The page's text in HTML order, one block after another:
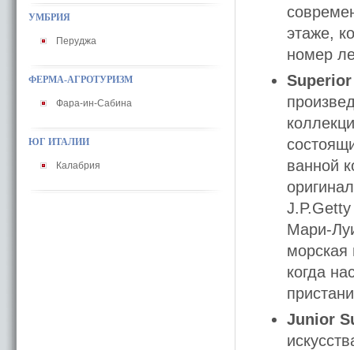
УМБРИЯ
Перуджа
ФЕРМА-АГРОТУРИЗМ
Фара-ин-Сабина
ЮГ ИТАЛИИ
Калабрия
этаже,
номер
ванной
Мари-
морская
когда
Junior